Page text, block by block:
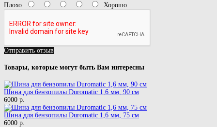
Плохо
Хорошо
Отправить отзыв
Товары, которые могут быть Вам интересны
Шина для бензопилы Duromatic 1,6 мм, 90 см
6000 р.
Шина для бензопилы Duromatic 1,6 мм, 75 см
6000 р.